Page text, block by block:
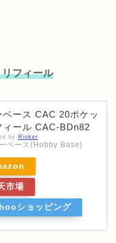
フィール
ベース CAC 20ポケッ
ィール CAC-BDn82
by Rinker
ベース(Hobby Base)
市場
ショッピング